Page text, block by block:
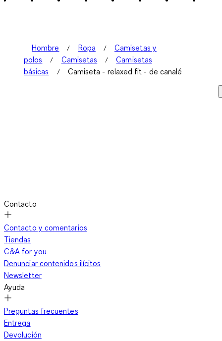
Hombre Ropa
Camisetas y
polos
Camisetas
Camisetas
básicas
Camiseta - relaxed fit - de canalé
Contacto
Contacto y comentarios
Tiendas
C&A for you
Denunciar contenidos ilícitos
Newsletter
Ayuda
Preguntas frecuentes
Entrega
Devolución